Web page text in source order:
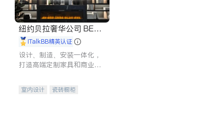
纽约贝拉奢华公司 BELL
A LUXE
iTalkBB精英认证
设计、制造、安装一体化，
打造高端定制家具和商业空
室内设计
瓷砖橱柜